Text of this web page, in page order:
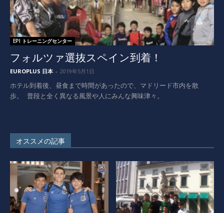
EPI トレーニングセンター
フォルツァ選抜スペイン到着！
EUROPLUS 日本 - 2019年5月1日
ホテル到着後、昼食まで時間があったので、マドリード市内を散
歩。 普段と全く異なる風景や人にみんな興味津々。
オススメの記事